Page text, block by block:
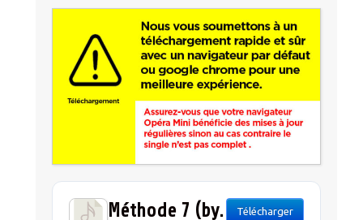
Méthode 7 (by.
Télécharger